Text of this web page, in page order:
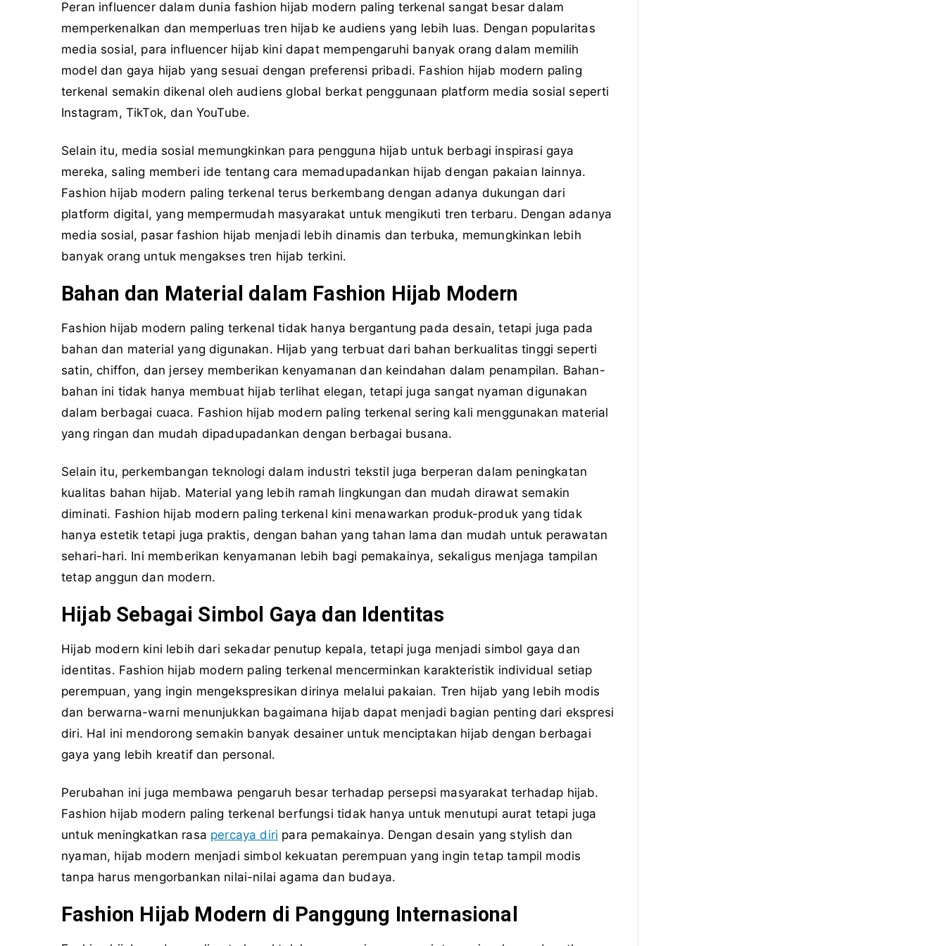
Peran influencer dalam dunia fashion hijab modern paling terkenal sangat besar dalam
memperkenalkan dan memperluas tren hijab ke audiens yang lebih luas. Dengan popularitas
media sosial, para influencer hijab kini dapat mempengaruhi banyak orang dalam memilih
model dan gaya hijab yang sesuai dengan preferensi pribadi. Fashion hijab modern paling
terkenal semakin dikenal oleh audiens global berkat penggunaan platform media sosial seperti
Instagram, TikTok, dan YouTube.
Selain itu, media sosial memungkinkan para pengguna hijab untuk berbagi inspirasi gaya
mereka, saling memberi ide tentang cara memadupadankan hijab dengan pakaian lainnya.
Fashion hijab modern paling terkenal terus berkembang dengan adanya dukungan dari
platform digital, yang mempermudah masyarakat untuk mengikuti tren terbaru. Dengan adanya
media sosial, pasar fashion hijab menjadi lebih dinamis dan terbuka, memungkinkan lebih
banyak orang untuk mengakses tren hijab terkini.
Bahan dan Material dalam Fashion Hijab Modern
Fashion hijab modern paling terkenal tidak hanya bergantung pada desain, tetapi juga pada
bahan dan material yang digunakan. Hijab yang terbuat dari bahan berkualitas tinggi seperti
satin, chiffon, dan jersey memberikan kenyamanan dan keindahan dalam penampilan. Bahan-
bahan ini tidak hanya membuat hijab terlihat elegan, tetapi juga sangat nyaman digunakan
dalam berbagai cuaca. Fashion hijab modern paling terkenal sering kali menggunakan material
yang ringan dan mudah dipadupadankan dengan berbagai busana.
Selain itu, perkembangan teknologi dalam industri tekstil juga berperan dalam peningkatan
kualitas bahan hijab. Material yang lebih ramah lingkungan dan mudah dirawat semakin
diminati. Fashion hijab modern paling terkenal kini menawarkan produk-produk yang tidak
hanya estetik tetapi juga praktis, dengan bahan yang tahan lama dan mudah untuk perawatan
sehari-hari. Ini memberikan kenyamanan lebih bagi pemakainya, sekaligus menjaga tampilan
tetap anggun dan modern.
Hijab Sebagai Simbol Gaya dan Identitas
Hijab modern kini lebih dari sekadar penutup kepala, tetapi juga menjadi simbol gaya dan
identitas. Fashion hijab modern paling terkenal mencerminkan karakteristik individual setiap
perempuan, yang ingin mengekspresikan dirinya melalui pakaian. Tren hijab yang lebih modis
dan berwarna-warni menunjukkan bagaimana hijab dapat menjadi bagian penting dari ekspresi
diri. Hal ini mendorong semakin banyak desainer untuk menciptakan hijab dengan berbagai
gaya yang lebih kreatif dan personal.
Perubahan ini juga membawa pengaruh besar terhadap persepsi masyarakat terhadap hijab.
Fashion hijab modern paling terkenal berfungsi tidak hanya untuk menutupi aurat tetapi juga
untuk meningkatkan rasa percaya diri para pemakainya. Dengan desain yang stylish dan
nyaman, hijab modern menjadi simbol kekuatan perempuan yang ingin tetap tampil modis
tanpa harus mengorbankan nilai-nilai agama dan budaya.
Fashion Hijab Modern di Panggung Internasional